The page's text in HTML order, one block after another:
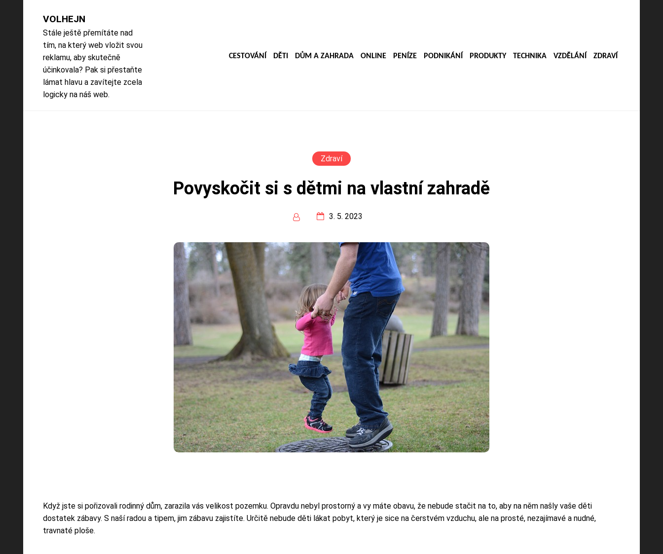
VOLHEJN
Stále ještě přemítáte nad
tím, na který web vložit svou
reklamu, aby skutečně
účinkovala? Pak si přestaňte
lámat hlavu a zavítejte zcela
logicky na náš web.
CESTOVÁNÍ DĚTI DŮM A ZAHRADA ONLINE PENÍZE PODNIKÁNÍ PRODUKTY TECHNIKA VZDĚLÁNÍ ZDRAVÍ
Zdraví
Povyskočit si s dětmi na vlastní zahradě
3. 5. 2023
Když jste si pořizovali rodinný dům, zarazila vás velikost pozemku. Opravdu nebyl prostorný a vy máte obavu, že nebude stačit na to, aby na něm našly vaše děti
dostatek zábavy. S naší radou a tipem, jim zábavu zajistíte. Určitě nebude děti lákat pobyt, který je sice na čerstvém vzduchu, ale na prosté, nezajímavé a nudné,
travnaté ploše.